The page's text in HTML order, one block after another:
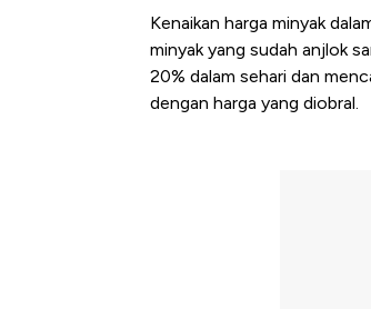
Kenaikan harga minyak
minyak yang sudah anjlok
20% dalam sehari dan
dengan harga yang diobral.